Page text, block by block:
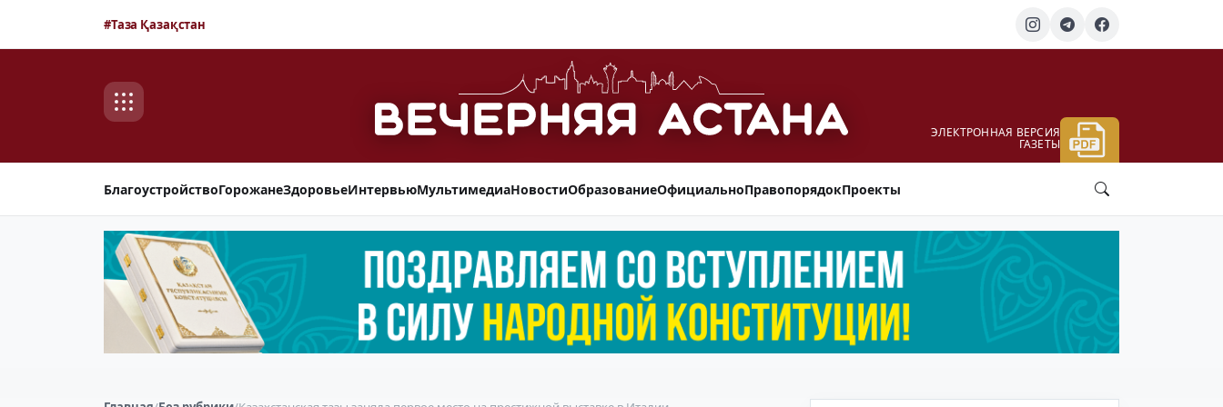
#Таза Қазақстан
ЭЛЕКТРОННАЯ ВЕРСИЯ
ГАЗЕТЫ
БлагоустройствоГорожанеЗдоровьеИнтервьюМультимедиаНовостиОбразованиеОфициальноПравопорядокПроекты